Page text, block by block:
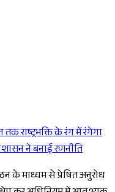
राष्ट्रभक्ति के रंग में रंगेगा
ने बनाई रणनीति
के माध्यम से प्रेषित अनुरोध